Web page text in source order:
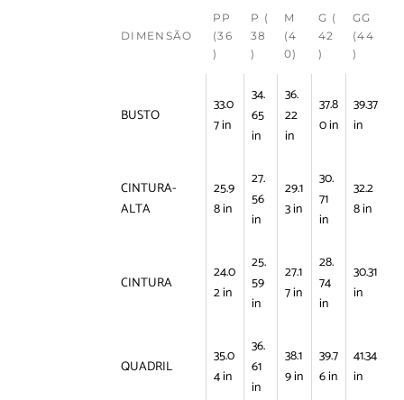
DIMENSÃO
PP
(36
)
P (
38
)
M
(4
0)
G (
42
)
GG
(44
)
BUSTO
33.0
7 in
34.
65
in
36.
22
in
37.8
0 in
39.37
in
CINTURA-
ALTA
25.9
8 in
27.
56
in
29.1
3 in
30.
71
in
32.2
8 in
CINTURA
24.0
2 in
25.
59
in
27.1
7 in
28.
74
in
30.31
in
QUADRIL
35.0
4 in
36.
61
in
38.1
9 in
39.7
6 in
41.34
in